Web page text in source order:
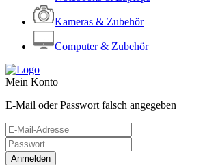
Kameras & Zubehör
Computer & Zubehör
Mein Konto
E-Mail oder Passwort falsch angegeben